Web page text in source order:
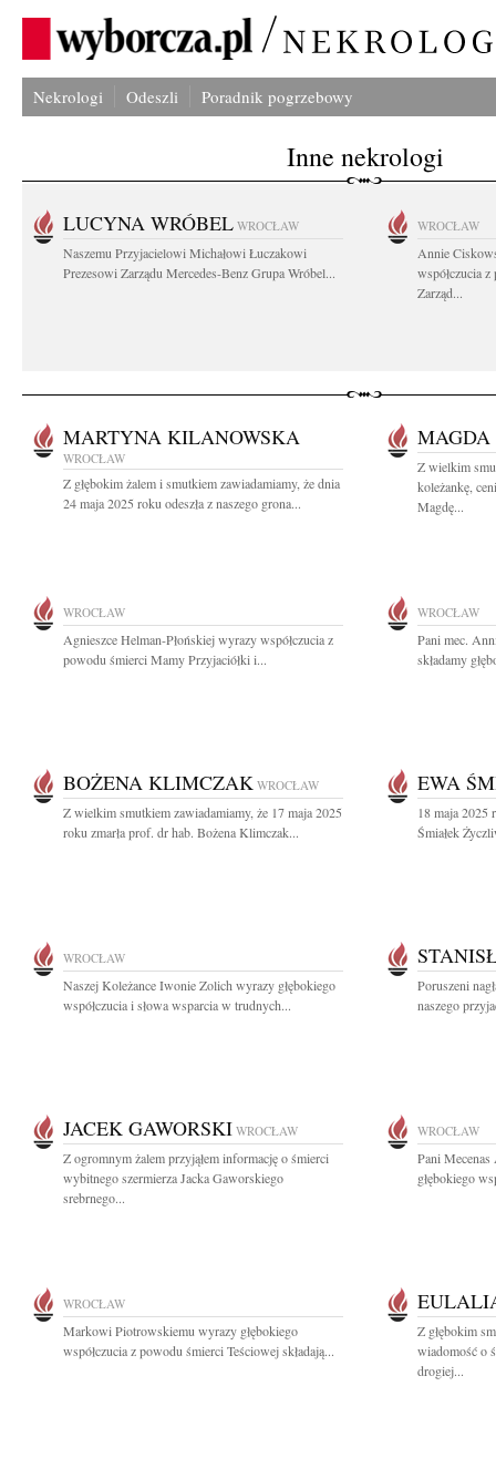
Nekrologi Odeszli Poradnik pogrzebowy
Inne nekrologi
LUCYNA WRÓBEL WROCŁAW
Naszemu Przyjacielowi Michałowi Łuczakowi
Prezesowi Zarządu Mercedes-Benz Grupa Wróbel...
WROCŁAW
Annie
współczucia
Zarząd...
MARTYNA KILANOWSKA
WROCŁAW
Z głębokim żalem i smutkiem zawiadamiamy, że dnia
24 maja 2025 roku odeszła z naszego grona...
Z wielkim
koleżankę,
Magdę...
WROCŁAW
Agnieszce Helman-Płońskiej wyrazy współczucia z
powodu śmierci Mamy Przyjaciółki i...
WROCŁAW
Pani mec.
składamy
BOŻENA KLIMCZAK WROCŁAW
Z wielkim smutkiem zawiadamiamy, że 17 maja 2025
roku zmarła prof. dr hab. Bożena Klimczak...
EWA
18 maja 2025
Śmiałek
WROCŁAW
Naszej Koleżance Iwonie Zolich wyrazy głębokiego
współczucia i słowa wsparcia w trudnych...
Poruszeni
naszego
JACEK GAWORSKI WROCŁAW
Z ogromnym żalem przyjąłem informację o śmierci
wybitnego szermierza Jacka Gaworskiego
srebrnego...
WROCŁAW
Pani
głębokiego
WROCŁAW
Markowi Piotrowskiemu wyrazy głębokiego
współczucia z powodu śmierci Teściowej składają...
Z głębokim
wiadomość o
drogiej...